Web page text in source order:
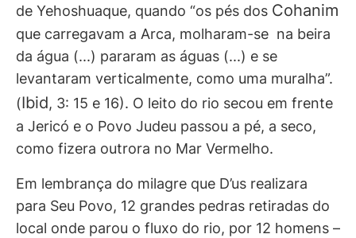
de Yehoshuaque, quando “os pés dos Cohanim
que carregavam a Arca, molharam-se na beira
da água (...) pararam as águas (...) e se
levantaram verticalmente, como uma muralha”.
(Ibid, 3: 15 e 16). O leito do rio secou em frente
a Jericó e o Povo Judeu passou a pé, a seco,
como fizera outrora no Mar Vermelho.
Em lembrança do milagre que D’us realizara
para Seu Povo, 12 grandes pedras retiradas do
local onde parou o fluxo do rio, por 12 homens –